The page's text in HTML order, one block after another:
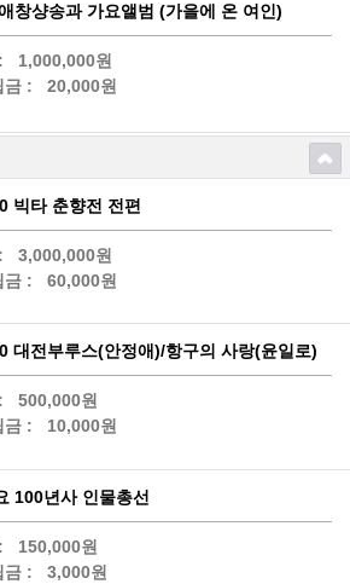
창샹송과 가요앨범 (가을에 온 여인)
1,000,000원
금 :
20,000원
빅타 춘향전 전편
3,000,000원
금 :
60,000원
대전부루스(안정애)/항구의 사랑(윤일로)
500,000원
금 :
10,000원
100년사 인물총선
150,000원
금 :
3,000원